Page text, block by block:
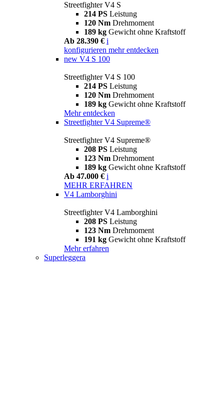
Streetfighter V4 S
214 PS Leistung
120 Nm Drehmoment
189 kg Gewicht ohne Kraftstoff
Ab 28.390 € i
konfigurieren mehr entdecken
new V4 S 100
Streetfighter V4 S 100
214 PS Leistung
120 Nm Drehmoment
189 kg Gewicht ohne Kraftstoff
Mehr entdecken
Streetfighter V4 Supreme®
Streetfighter V4 Supreme®
208 PS Leistung
123 Nm Drehmoment
189 kg Gewicht ohne Kraftstoff
Ab 47.000 € i
MEHR ERFAHREN
V4 Lamborghini
Streetfighter V4 Lamborghini
208 PS Leistung
123 Nm Drehmoment
191 kg Gewicht ohne Kraftstoff
Mehr erfahren
Superleggera